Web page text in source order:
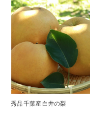
秀品 千葉産 白井の梨